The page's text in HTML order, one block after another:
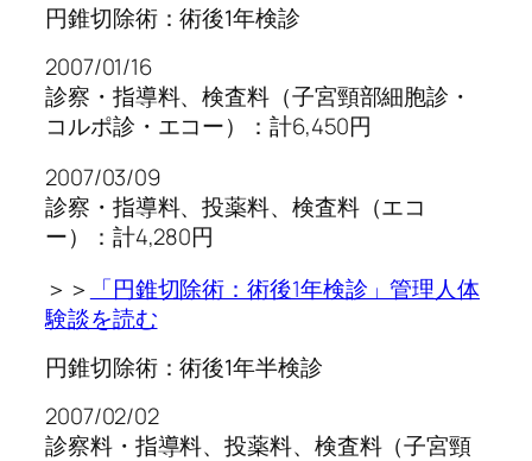
円錐切除術：術後1年検診
2007/01/16
診察・指導料、検査料（子宮頸部細胞診・
コルポ診・エコー）：計6,450円
2007/03/09
診察・指導料、投薬料、検査料（エコ
ー）：計4,280円
＞＞ 「円錐切除術：術後1年検診」管理人体
験談を読む
円錐切除術：術後1年半検診
2007/02/02
診察料・指導料、投薬料、検査料（子宮頸